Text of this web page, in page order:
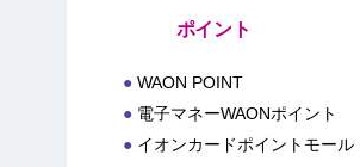
ポイント
WAON POINT
電子マネーWAONポイント
イオンカードポイントモール